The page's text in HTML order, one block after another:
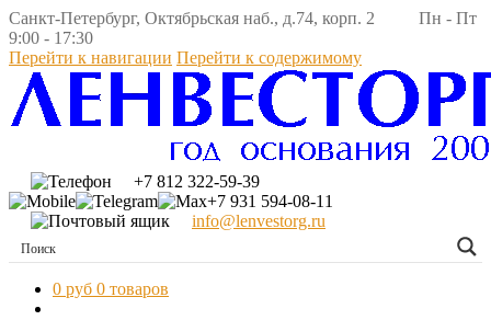
Санкт-Петербург, Октябрьская наб., д.74, корп. 2 Пн - Пт
9:00 - 17:30
Перейти к навигации Перейти к содержимому
+7 812 322-59-39
+7 931 594-08-11
info@lenvestorg.ru
0 руб 0 товаров